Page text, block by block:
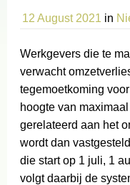
12 August 2021 in
Werkgevers die te
verwacht
tegemoetkoming
hoogte van
gerelateerd aan het
wordt dan
die start op 1 juli, 1
volgt daarbij de